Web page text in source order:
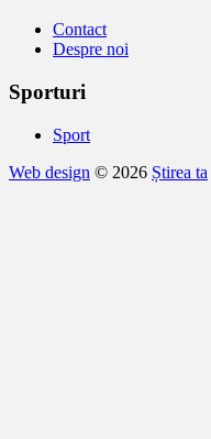
Contact
Despre noi
Sporturi
Sport
Web design © 2026 Știrea ta